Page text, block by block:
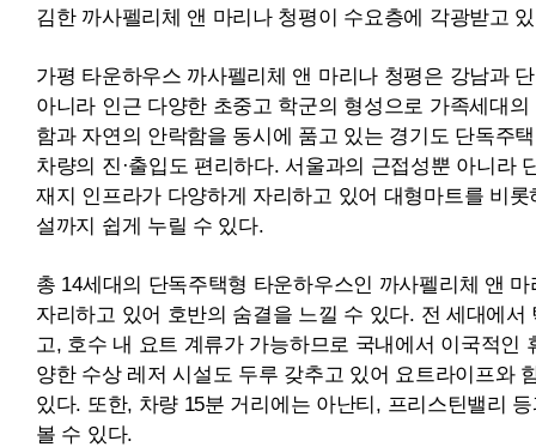
김한 까사펠리체 앤 마리나 청평이 수요층에 각광받고
가평 타운하우스 까사펠리체 앤 마리나 청평은 강남과
아니라 인근 다양한 초중고 학군의 형성으로 가족세대
함과 자연의 안락함을 동시에 품고 있는 경기도 단독주
차량의 진·출입도 편리하다. 서울과의 근접성뿐 아니라
재지 인프라가 다양하게 자리하고 있어 대형마트를 비
설까지 쉽게 누릴 수 있다.
총 14세대의 단독주택형 타운하우스인 까사펠리체 앤
자리하고 있어 호반의 숨결을 느낄 수 있다. 전 세대에
고, 호수 내 요트 계류가 가능하므로 국내에서 이국적인
양한 수상 레저 시설도 두루 갖추고 있어 요트라이프와
있다. 또한, 차량 15분 거리에는 아난티, 프리스틴밸리
볼 수 있다.